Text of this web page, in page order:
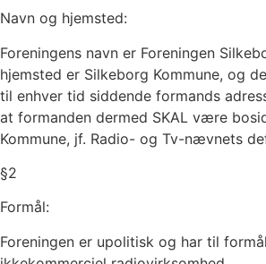
Navn og hjemsted:
Foreningens navn er Foreningen
hjemsted er Silkeborg Kommune, og
til enhver tid siddende formands
at formanden dermed SKAL være
Kommune, jf. Radio- og Tv-nævnets
§2
Formål:
Foreningen er upolitisk og har til